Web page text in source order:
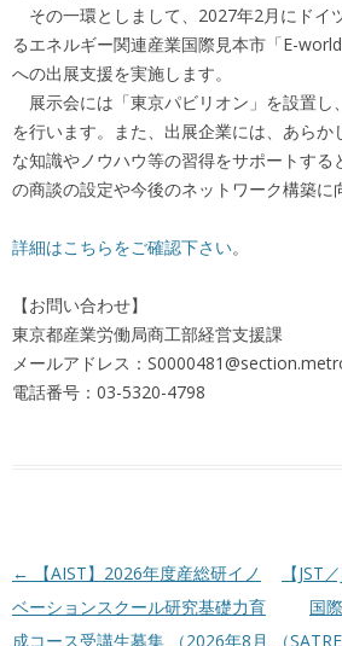
その一環としまして、2027年2月にドイ
るエネルギー関連産業国際見本市「E-
への出展支援を実施します。
展示会には「東京パビリオン」を設置し
を行います。また、出展企業には、あら
な知識やノウハウ等の習得をサポートする
の商談の設定や今後のネットワーク構築に
詳細はこちらをご確認下さい。
【お問い合わせ】
東京都産業労働局商工部経営支援課
メールアドレス：
電話番号：03-5320-4798
投稿ナビゲーション
←
【AIST】2026年度産総研イノ
ベーションスクール研究基礎力育
成コース受講生募集 （2026年8月
【JST
国
（